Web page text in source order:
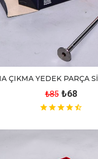
ÇIKMA YEDEK PARÇA
₺85 ₺68